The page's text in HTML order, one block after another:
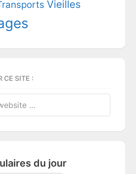
Vieilles
CE SITE :
du jour